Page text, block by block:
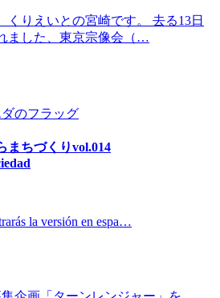
くりえいとの宮崎です。 去る13日
ました、東京宗像会（…
まちづくりvol.014
la versión en espa…